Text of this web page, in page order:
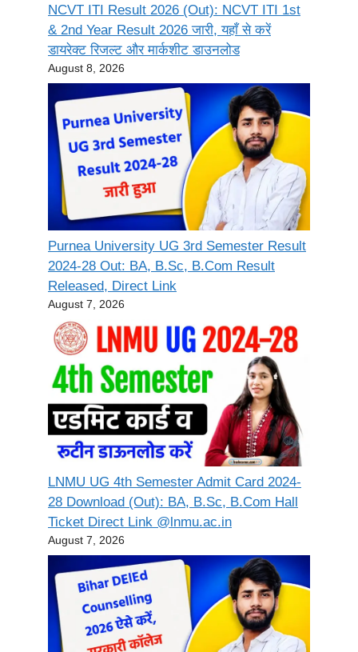
NCVT ITI Result 2026 (Out): NCVT ITI 1st
& 2nd Year Result 2026 जारी, यहाँ से करें
डायरेक्ट रिजल्ट और मार्कशीट डाउनलोड
August 8, 2026
Purnea University UG 3rd Semester Result
2024-28 Out: BA, B.Sc, B.Com Result
Released, Direct Link
August 7, 2026
LNMU UG 4th Semester Admit Card 2024-
28 Download (Out): BA, B.Sc, B.Com Hall
Ticket Direct Link @lnmu.ac.in
August 7, 2026